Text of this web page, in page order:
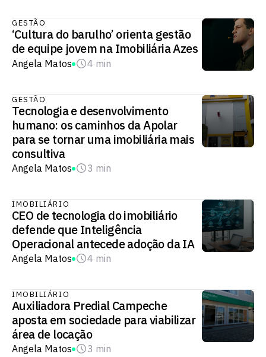
GESTÃO
‘Cultura do barulho’ orienta gestão
de equipe jovem na Imobiliária Azes
Angela Matos 4 min
GESTÃO
Tecnologia e desenvolvimento
humano: os caminhos da Apolar
para se tornar uma imobiliária mais
consultiva
Angela Matos 3 min
IMOBILIÁRIO
CEO de tecnologia do imobiliário
defende que Inteligência
Operacional antecede adoção da IA
Angela Matos 4 min
IMOBILIÁRIO
Auxiliadora Predial Campeche
aposta em sociedade para viabilizar
área de locação
Angela Matos 3 min